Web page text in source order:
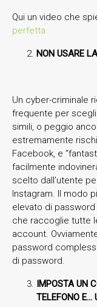
Qui un video che
perfetta
NON USARE
Un cyber-criminale
frequente per
simili, o peggio
estremamente
Facebook, e
facilmente
scelto dall’utente
Instagram. Il modo
elevato di
che raccoglie tutte
account.
password
di password.
IMPOSTA UN
TELEFONO E…